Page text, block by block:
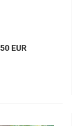
EUR